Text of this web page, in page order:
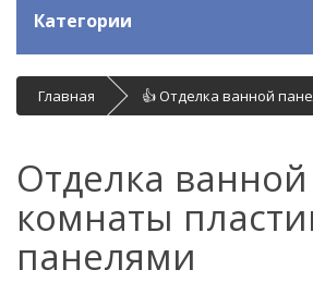
Категории
Главная 👍 Отделка ванной
Отделка ванной
комнаты
панелями